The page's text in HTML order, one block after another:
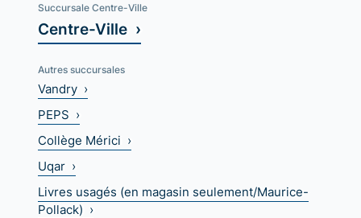
Succursale Centre-Ville
Centre-Ville ›
Autres succursales
Vandry ›
PEPS ›
Collège Mérici ›
Uqar ›
Livres usagés (en magasin seulement/Maurice-
Pollack) ›